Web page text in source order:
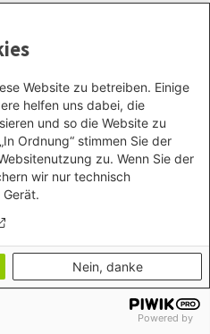
Handlung in der
Website zu betreiben. Einige
helfen uns dabei, die
und so die Website zu
Ordnung“ stimmen Sie der
zu. Wenn Sie der
wir nur technisch
Nein, danke
Powered by